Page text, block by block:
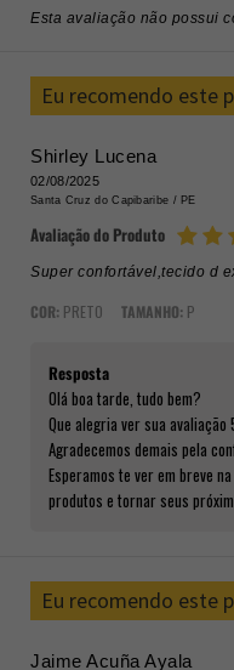
Esta avaliação não possui
Eu recomendo este
Shirley Lucena
02/08/2025
Santa Cruz do Capibaribe / PE
Avaliação do Produto
Super confortável,tecido d
COR: PRETO TAMANHO: P
Resposta
Olá boa tarde, tudo bem?
Que alegria ver sua
Agradecemos demais pela
Esperamos te ver em breve
produtos e tornar seus
Eu recomendo este
Jaime Acuña Ayala